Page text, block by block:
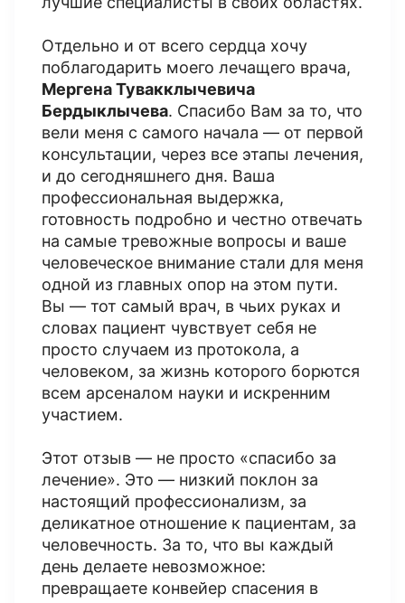
Отдельно и от всего сердца хочу
поблагодарить моего лечащего врача,
Мергена Тувакклычевича
Бердыклычева. Спасибо Вам за то, что
вели меня с самого начала — от первой
консультации, через все этапы лечения,
и до сегодняшнего дня. Ваша
профессиональная выдержка,
готовность подробно и честно отвечать
на самые тревожные вопросы и ваше
человеческое внимание стали для меня
одной из главных опор на этом пути.
Вы — тот самый врач, в чьих руках и
словах пациент чувствует себя не
просто случаем из протокола, а
человеком, за жизнь которого борются
всем арсеналом науки и искренним
участием.
Этот отзыв — не просто «спасибо за
лечение». Это — низкий поклон за
настоящий профессионализм, за
деликатное отношение к пациентам, за
человечность. За то, что вы каждый
день делаете невозможное:
превращаете конвейер спасения в